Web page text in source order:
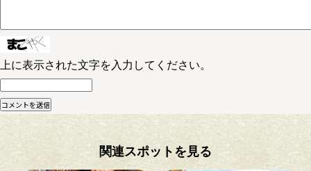
上に表示された文字を入力してください。
関連スポットを見る